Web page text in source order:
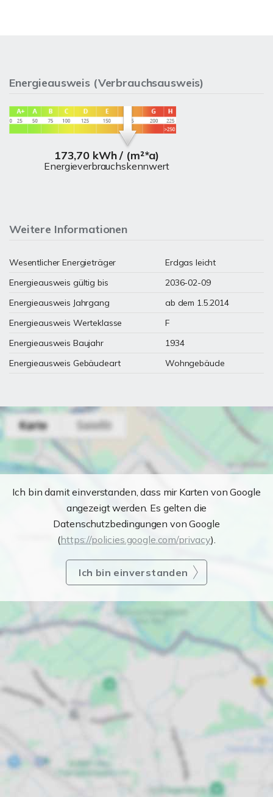
Energieausweis (Verbrauchsausweis)
173,70 kWh / (m²*a)
Energieverbrauchskennwert
Weitere Informationen
Wesentlicher Energieträger
Erdgas leicht
Energieausweis gültig bis
2036-02-09
Energieausweis Jahrgang
ab dem 1.5.2014
Energieausweis Werteklasse
F
Energieausweis Baujahr
1934
Energieausweis Gebäudeart
Wohngebäude
Ich bin damit einverstanden, dass mir Karten von Google
angezeigt werden. Es gelten die
Datenschutzbedingungen von Google
(https://policies.google.com/privacy).
Ich bin einverstanden